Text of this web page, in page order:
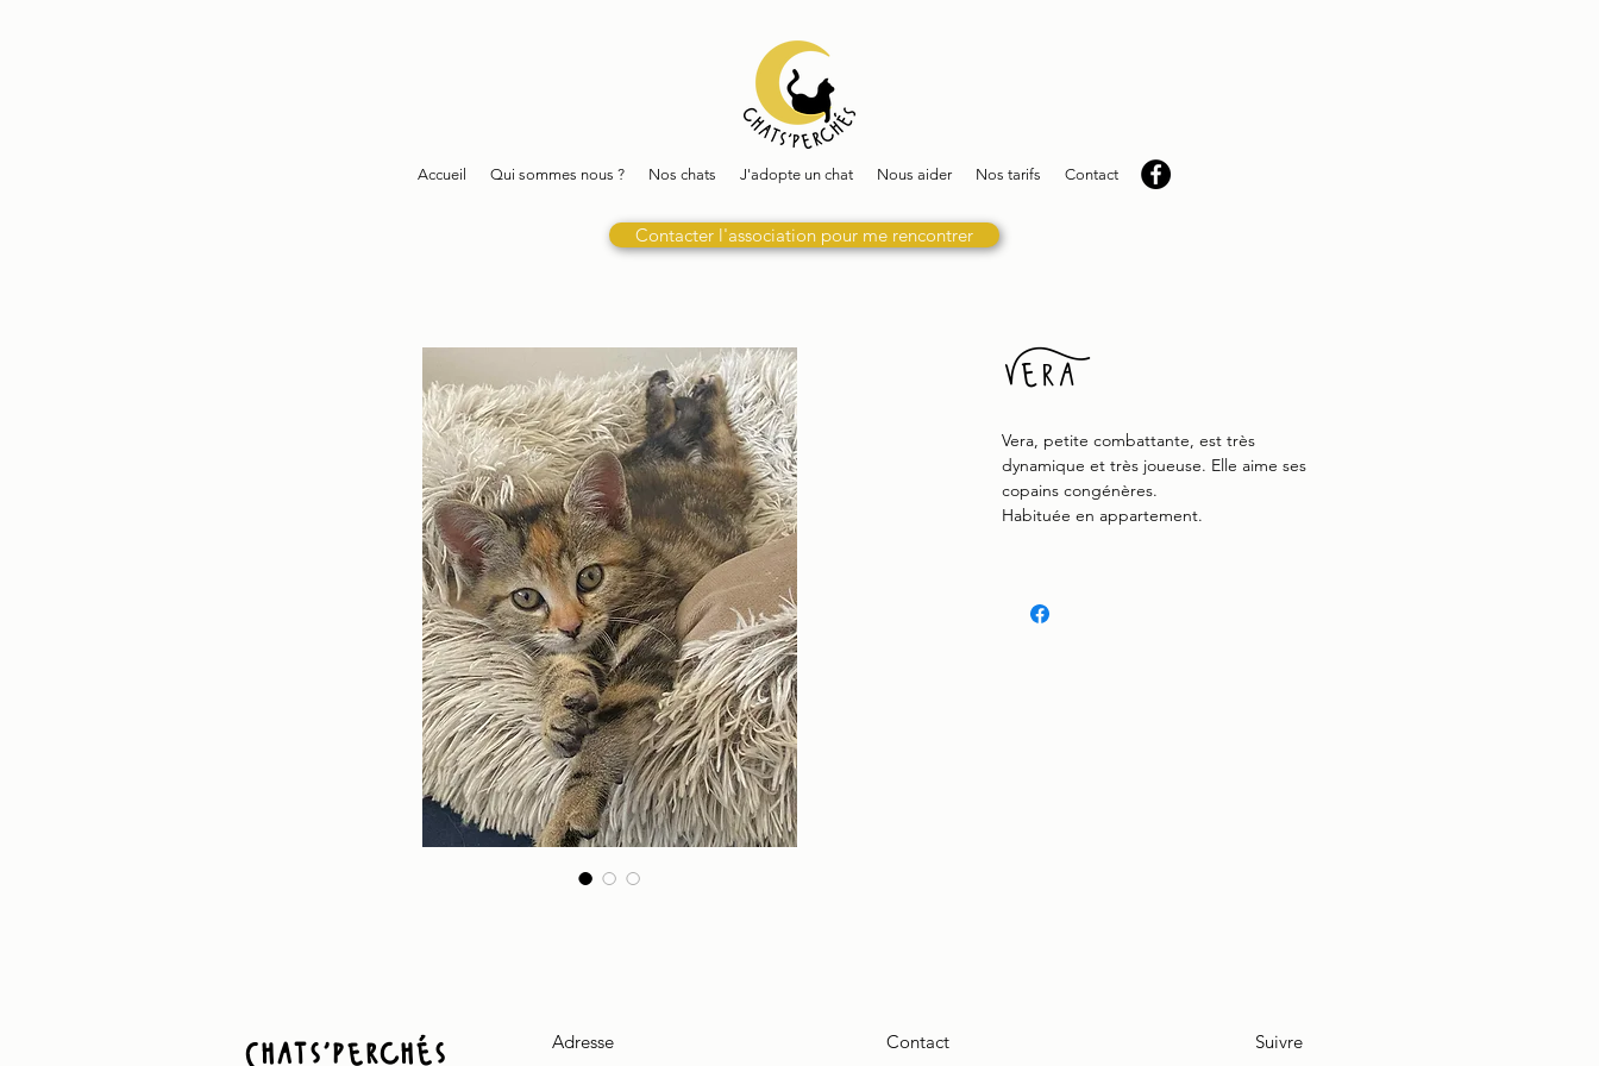
Accueil Qui sommes nous ? Nos chats J'adopte un chat Nous aider Nos tarifs Contact
Contacter l'association pour me rencontrer
Vera
Vera, petite combattante, est très
dynamique et très joueuse. Elle aime ses
copains congénères.
Habituée en appartement.
Chats'perchés Adresse Contact Suivre